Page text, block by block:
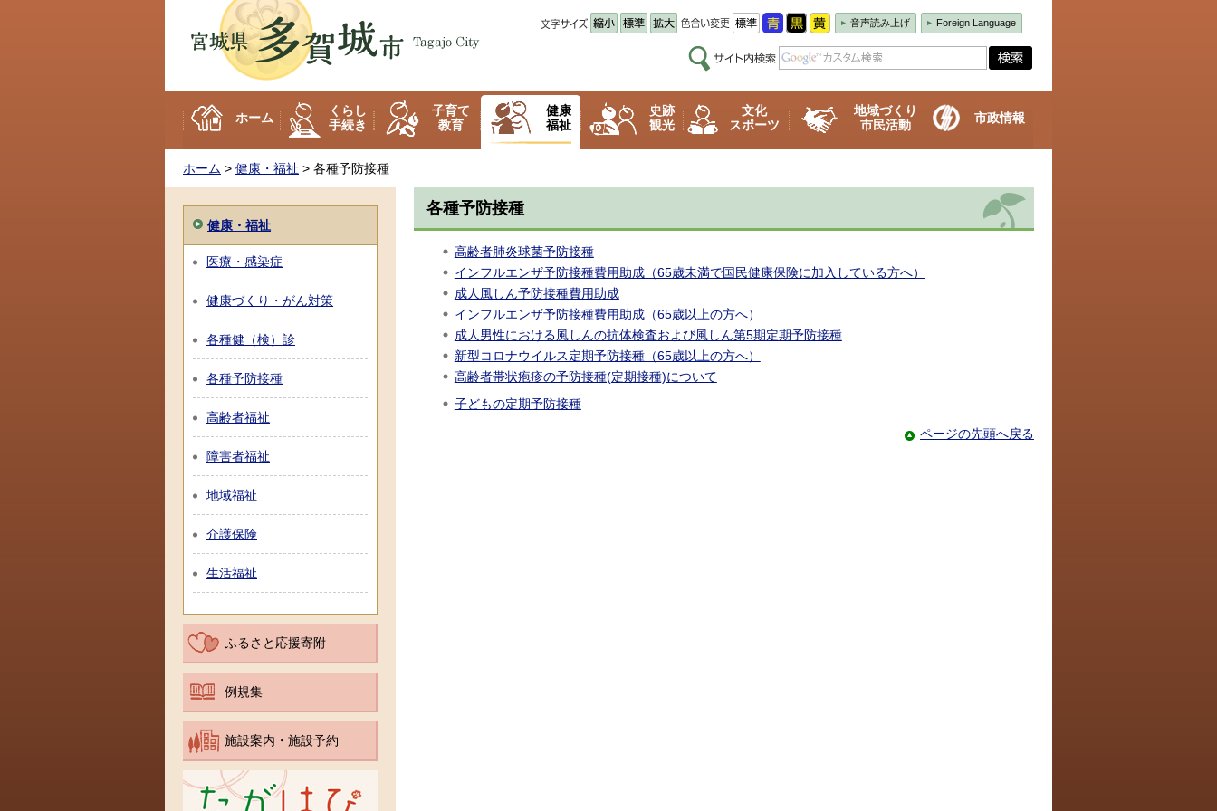
多賀城市
音声読み上げ Foreign Language
ホーム
くらし
手続き
子育て
教育
健康
福祉
史跡
観光
文化
スポーツ
地域づくり
市民活動
市政情報
ホーム > 健康・福祉 > 各種予防接種
健康・福祉
医療・感染症
健康づくり・がん対策
各種健（検）診
各種予防接種
高齢者福祉
障害者福祉
地域福祉
介護保険
生活福祉
ふるさと応援寄附
例規集
施設案内・施設予約
各種予防接種
高齢者肺炎球菌予防接種
インフルエンザ予防接種費用助成（65歳未満で国民健康保険に加入している方へ）
成人風しん予防接種費用助成
インフルエンザ予防接種費用助成（65歳以上の方へ）
成人男性における風しんの抗体検査および風しん第5期定期予防接種
新型コロナウイルス定期予防接種（65歳以上の方へ）
高齢者帯状疱疹の予防接種(定期接種)について
子どもの定期予防接種
ページの先頭へ戻る